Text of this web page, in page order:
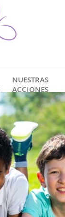
NUESTRAS
ACCIONES